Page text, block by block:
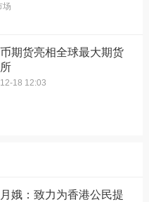
场
期货亮相全球最大期货
18 12:03
娥：致力为香港公民提